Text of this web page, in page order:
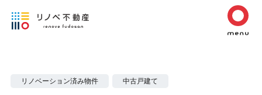
リノベーション済み物件 中古戸建て